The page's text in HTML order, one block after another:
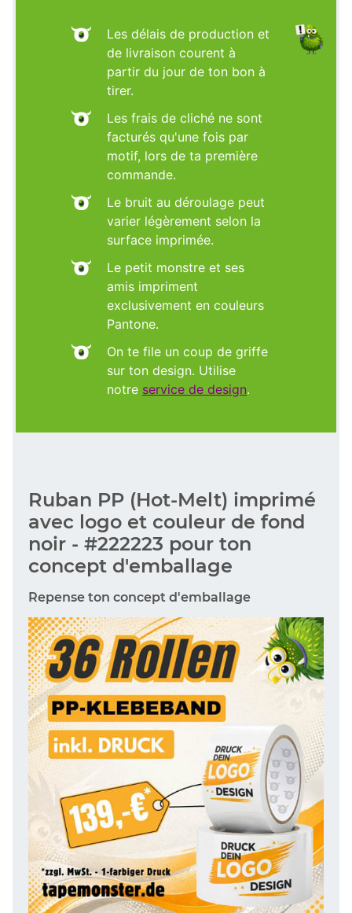
Les délais de production et
de livraison courent à
partir du jour de ton bon à
tirer.
Les frais de cliché ne sont
facturés qu'une fois par
motif, lors de ta première
commande.
Le bruit au déroulage peut
varier légèrement selon la
surface imprimée.
Le petit monstre et ses
amis impriment
exclusivement en couleurs
Pantone.
On te file un coup de griffe
sur ton design. Utilise
notre service de design.
Ruban PP (Hot-Melt) imprimé
avec logo et couleur de fond
noir - #222223 pour ton
concept d'emballage
Repense ton concept d'emballage